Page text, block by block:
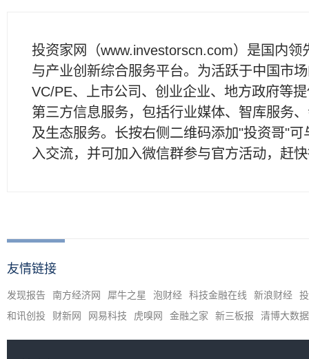
投资家网（www.investorscn.com）是国内领
与产业创新综合服务平台。为活跃于中国市
VC/PE、上市公司、创业企业、地方政府等
第三方信息服务，包括行业媒体、智库服务
及生态服务。长按右侧二维码添加"投资哥"可
入交流，并可加入微信群参与官方活动，赶
友情链接
发现报告 南方经济网 犀牛之星 泡财经 科技金融在线 新浪财经
和讯创投
财新网 网易科技 虎嗅网 金融之家 新三板报 清博大数据